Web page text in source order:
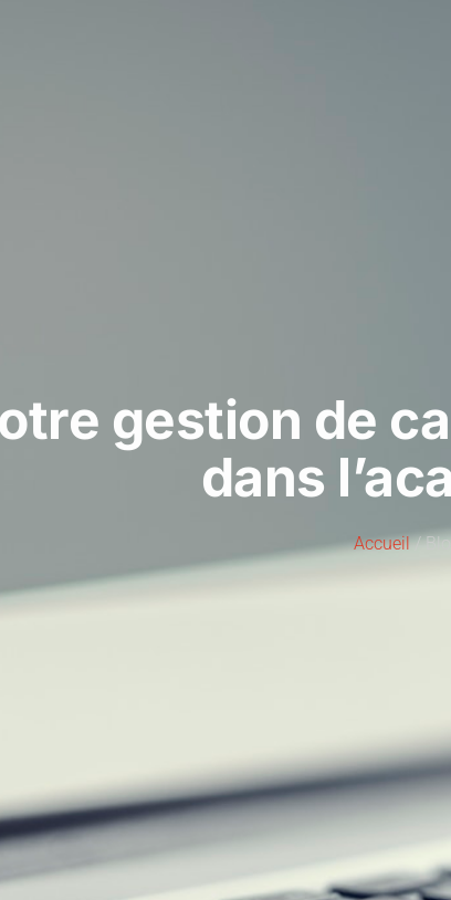
gestion de
dans
Accueil/